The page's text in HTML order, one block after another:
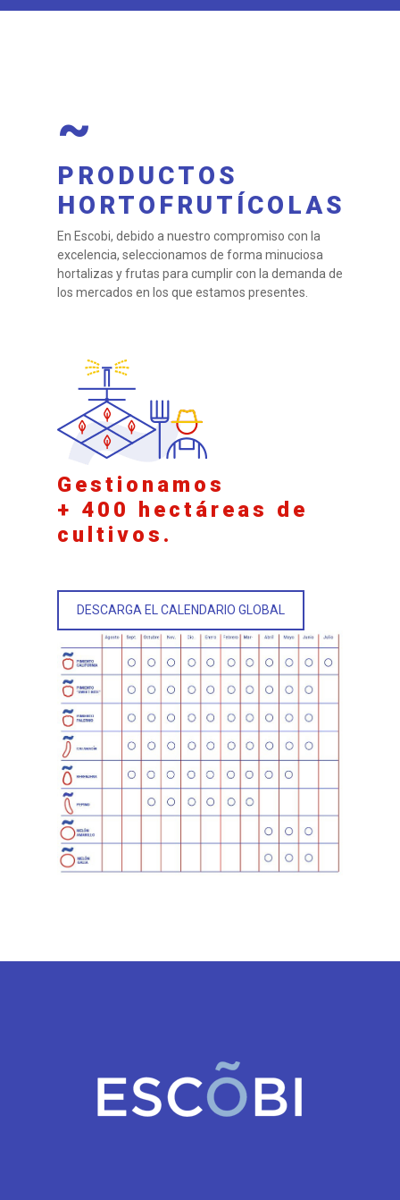
~
PRODUCTOS
HORTOFRUTÍCOLAS
En Escobi, debido a nuestro compromiso con la
excelencia, seleccionamos de forma minuciosa
hortalizas y frutas para cumplir con la demanda de
los mercados en los que estamos presentes.
Gestionamos
+ 400 hectáreas de
cultivos.
DESCARGA EL CALENDARIO GLOBAL